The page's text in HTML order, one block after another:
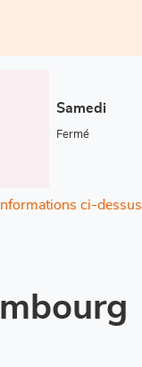
ci-dessus.
Samedi
Fermé